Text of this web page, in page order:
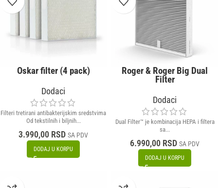
Oskar filter (4 pack)
Dodaci
Filteri tretirani antibakterijskim sredstvima
Od tekstilnih i biljnih...
3.990,00 RSD SA PDV
DODAJ U KORPU
Roger & Roger Big Dual
Filter
Dodaci
Dual Filter™ je kombinacija HEPA i filtera
sa...
6.990,00 RSD SA PDV
DODAJ U KORPU